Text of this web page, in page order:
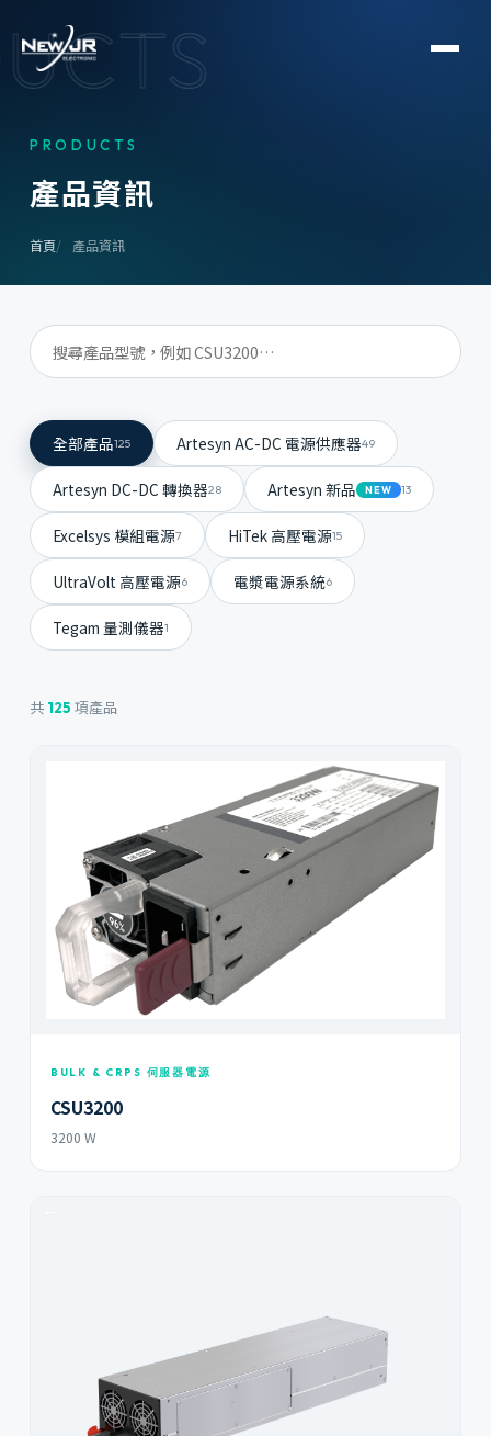
PRODUCTS
產品資訊
首頁 產品資訊
全部產品125 Artesyn AC-DC 電源供應器49
Artesyn DC-DC 轉換器28 Artesyn 新品 NEW 13
Excelsys 模組電源7 HiTek 高壓電源15
UltraVolt 高壓電源6 電漿電源系統6
Tegam 量測儀器1
共 125 項產品
BULK & CRPS 伺服器電源
CSU3200
3200 W